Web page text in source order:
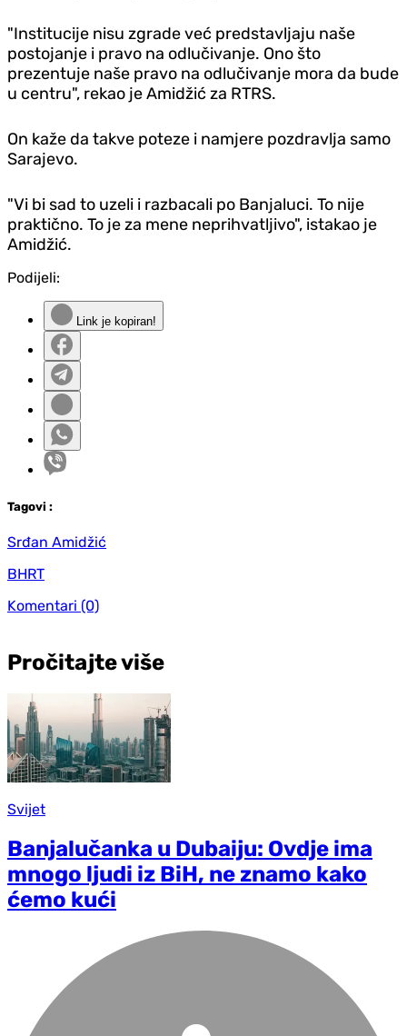
"Institucije nisu zgrade već predstavljaju naše
postojanje i pravo na odlučivanje. Ono što
prezentuje naše pravo na odlučivanje mora da bude
u centru", rekao je Amidžić za RTRS.
On kaže da takve poteze i namjere pozdravlja samo
Sarajevo.
"Vi bi sad to uzeli i razbacali po Banjaluci. To nije
praktično. To je za mene neprihvatljivo", istakao je
Amidžić.
Podijeli:
Link je kopiran!
Tagovi :
Srđan Amidžić
BHRT
Komentari (0)
Pročitajte više
Svijet
Banjalučanka u Dubaiju: Ovdje ima
mnogo ljudi iz BiH, ne znamo kako
ćemo kući